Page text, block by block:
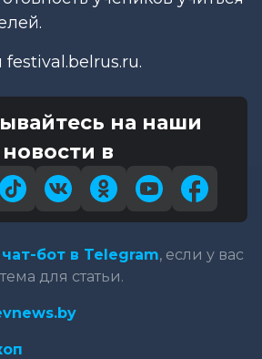
на наши
новости в
чат-бот в Telegram, если у вас
для статьи.